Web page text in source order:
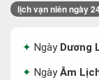
lịch vạn niên ngày
Ngày Dương
NgàyÂm